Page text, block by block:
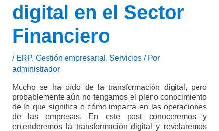
digital en el Sector
Financiero
/ ERP, Gestión empresarial , Servicios/ Por
administrador
Mucho se ha oído de la transformación digital, pero
probablemente aún no tengamos el pleno conocimiento
de lo que significa o cómo impacta en las operaciones
de las empresas. En este post conoceremos y
entenderemos la transformación digital y revelaremos